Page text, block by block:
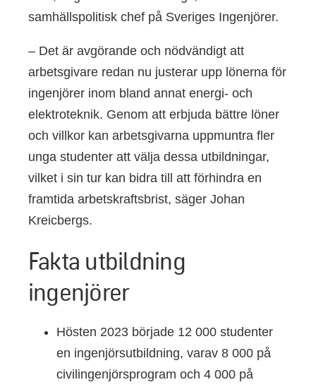
samhällspolitisk chef på Sveriges Ingenjörer.
– Det är avgörande och nödvändigt att
arbetsgivare redan nu justerar upp lönerna för
ingenjörer inom bland annat energi- och
elektroteknik. Genom att erbjuda bättre löner
och villkor kan arbetsgivarna uppmuntra fler
unga studenter att välja dessa utbildningar,
vilket i sin tur kan bidra till att förhindra en
framtida arbetskraftsbrist, säger Johan
Kreicbergs.
Fakta utbildning
ingenjörer
Hösten 2023 började 12 000 studenter
en ingenjörsutbildning, varav 8 000 på
civilingenjörsprogram och 4 000 på